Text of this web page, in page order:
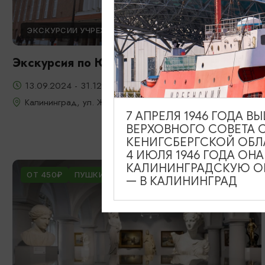
ЭКСКУРСИИ УЧРЕЖДЕНИЙ КУЛЬТУРЫ
Экскурсия по Южному вокзалу
13.09.2024 - 31.12.2026
Калининград, ул. Железнодорожная, д. 13-23
ОТ 450₽ ПУШКИНСКАЯ КАРТА
7 АПРЕЛЯ 1946 ГОДА
ВЕРХОВНОГО СОВЕТА
КЕНИГСБЕРГСКОЙ
4 ИЮЛЯ 1946 ГОДА
КАЛИНИНГРАДСКУЮ
— В КАЛИНИНГРАД